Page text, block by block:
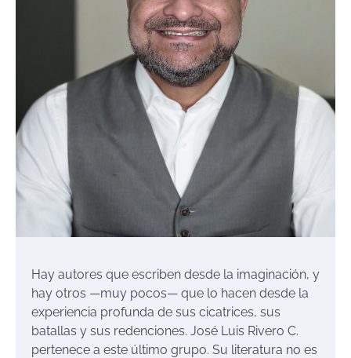
Hay autores que escriben desde la imaginación, y
hay otros —muy pocos— que lo hacen desde la
experiencia profunda de sus cicatrices, sus
batallas y sus redenciones. José Luis Rivero C.
pertenece a este último grupo. Su literatura no es